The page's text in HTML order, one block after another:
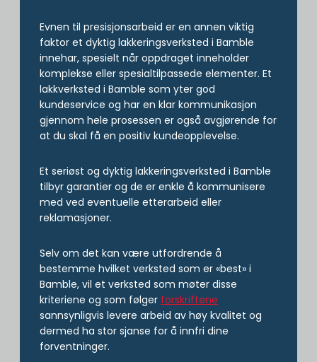
Evnen til presisjonsarbeid er en annen viktig
faktor et dyktig lakkeringsverksted i Bamble
innehar, spesielt når oppdraget inneholder
komplekse eller spesialtilpassede elementer. Et
lakkverksted i Bamble som yter god
kundeservice og har en klar kommunikasjon
gjennom hele prosessen er også avgjørende for
at du skal få en positiv kundeopplevelse.
Et seriøst og dyktig lakkeringsverksted i Bamble
tilbyr garantier og de er enkle å kommunisere
med ved eventuelle etterarbeid eller
reklamasjoner.
Selv om det kan være utfordrende å
bestemme hvilket verksted som er «best» i
Bamble, vil et verksted som møter disse
kriteriene og som følger forskriftene
sannsynligvis levere arbeid av høy kvalitet og
dermed ha stor sjanse for å innfri dine
forventninger.